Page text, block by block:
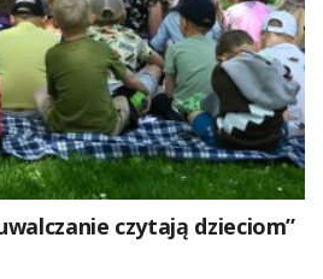
czytają dzieciom”